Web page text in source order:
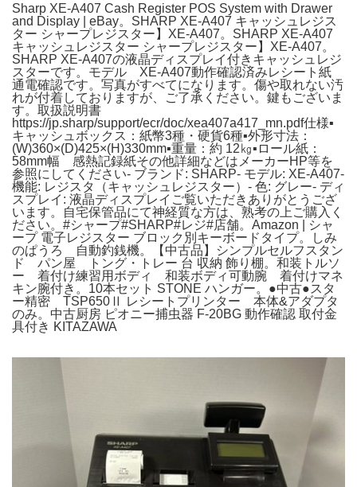
Sharp XE-A407 Cash Register POS System with Drawer
and Display | eBay。SHARP XE-A407 キャッシュレジス
ター シャープレジスター】XE-A407。SHARP XE-A407
キャッシュレジスター シャープレジスター】XE-A407。
SHARP XE-A407の液晶ディスプレイ付きキャッシュレジ
スターです。モデル XE-A407動作確認済みレシート紙
通電確認です。写真がすべてになります。傷や取れない汚
れが付着しておりますが、ご了承ください。鍵もございま
す。取扱説明書
https://jp.sharp/support/ecr/doc/xea407a417_mn.pdf仕様▪️
キャッシュボックス：紙幣3種・硬貨6種▪️外形寸法：
(W)360×(D)425×(H)330mm▪️重量：約 12㎏▪️ロール紙：
58mm幅 感熱記録紙その他詳細などはメーカーHP等を
参照にしてください- ブランド: SHARP- モデル: XE-A407-
機能: レジスタ（キャッシュレジスター）- 色: グレー- ディ
スプレイ: 液晶ディスプレイご覧いただきありがとうござ
います。自宅保管品にて神経質な方は、熟考の上ご購入く
ださい。#シャープ#SHARP#レジ#店舗。Amazon | シャ
ープ 電子レジスター ブロック別キーボードタイプ。しみ
のぱうろ 自動釣銭機。【中古品】シンプルセルフスタン
ド パン屋 トング・トレー 台 収納 飾り棚。和装トルソ
ー 着付け練習用ボディ 和装ボディ可動腕 着付けマネ
キン腕付き。10本セット STONE ハンガー。●中古●スタ
ー精密 TSP650Ⅱ レシートプリンター 本体&アダプタ
のみ。中古厨房 ピオニー捕虫器 F-20BG 動作確認 取付金
具付き KITAZAWA